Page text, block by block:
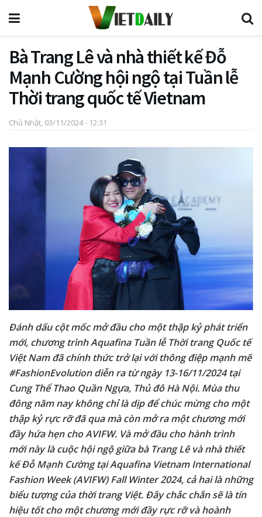
Bà Trang Lê và nhà thiết kế Đỗ
Mạnh Cường hội ngộ tại Tuần lễ
Thời trang quốc tế Vietnam
Chủ Nhật, 03/11/2024 - 12:31
Đánh dấu cột mốc mở đầu cho một thập kỷ phát triển
mới, chương trình Aquafina Tuần lễ Thời trang Quốc tế
Việt Nam đã chính thức trở lại với thông điệp mạnh mẽ
#FashionEvolution diễn ra từ ngày 13-16/11/2024 tại
Cung Thể Thao Quần Ngựa, Thủ đô Hà Nội. Mùa thu
đông năm nay không chỉ là dịp để chúc mừng cho một
thập kỷ rực rỡ đã qua mà còn mở ra một chương mới
đầy hứa hẹn cho AVIFW. Và mở đầu cho hành trình
mới này là cuộc hội ngộ giữa bà Trang Lê và nhà thiết
kế Đỗ Mạnh Cường tại Aquafina Vietnam International
Fashion Week (AVIFW) Fall Winter 2024, cả hai là những
biểu tượng của thời trang Việt. Đây chắc chắn sẽ là tín
hiệu tốt cho một chương mới đầy rực rỡ và hoành